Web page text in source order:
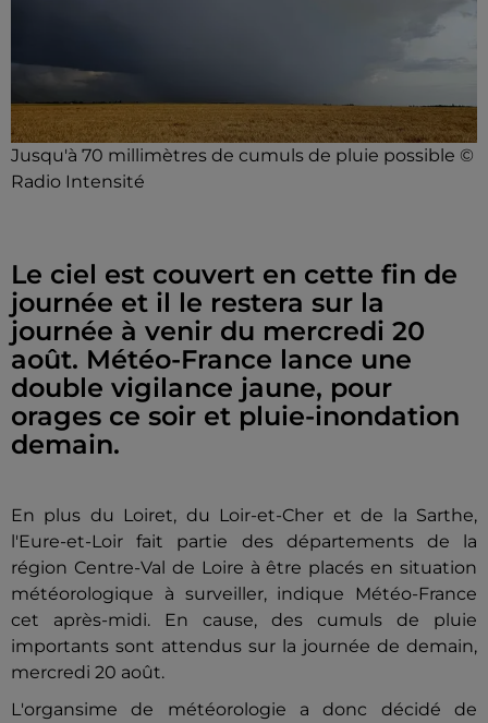
Jusqu'à 70 millimètres de cumuls de pluie possible ©
Radio Intensité
Le ciel est couvert en cette fin de
journée et il le restera sur la
journée à venir du mercredi 20
août. Météo-France lance une
double vigilance jaune, pour
orages ce soir et pluie-inondation
demain.
En plus du Loiret, du Loir-et-Cher et de la Sarthe,
l'Eure-et-Loir fait partie des départements de la
région Centre-Val de Loire à être placés en situation
météorologique à surveiller, indique Météo-France
cet après-midi. En cause, des cumuls de pluie
importants sont attendus sur la journée de demain,
mercredi 20 août.
L'organsime de météorologie a donc décidé de